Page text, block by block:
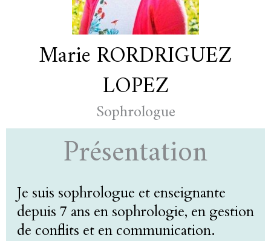
Marie RORDRIGUEZ
LOPEZ
Sophrologue
Présentation
Je suis sophrologue et enseignante
depuis 7 ans en sophrologie, en gestion
de conflits et en communication.